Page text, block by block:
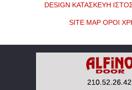
DESIGN ΚΑΤΑΣΚΕΥΗ
SITE MAP ΟΡΟΙ